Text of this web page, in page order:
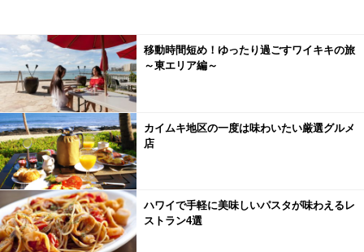
移動時間短め！ゆったり過ごすワイキキの旅
～東エリア編～
カイムキ地区の一度は味わいたい厳選グルメ
店
ハワイで手軽に美味しいパスタが味わえるレ
ストラン4選